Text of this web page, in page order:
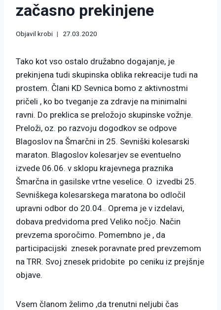
začasno prekinjene
Objavil krobi 27.03.2020
Tako kot vso ostalo družabno dogajanje, je
prekinjena tudi skupinska oblika rekreacije tudi na
prostem. Člani KD Sevnica bomo z aktivnostmi
pričeli , ko bo tveganje za zdravje na minimalni
ravni. Do preklica se preložojo skupinske vožnje.
Preloži, oz. po razvoju dogodkov se odpove
Blagoslov na Šmarčni in 25. Sevniški kolesarski
maraton. Blagoslov kolesarjev se eventuelno
izvede 06.06. v sklopu krajevnega praznika
Šmarčna in gasilske vrtne veselice. O izvedbi 25.
Sevniškega kolesarskega maratona bo odločil
upravni odbor do 20.04.. Oprema je v izdelavi,
dobava predvidoma pred Veliko nočjo. Način
prevzema sporočimo. Pomembno je , da
participacijski znesek poravnate pred prevzemom
na TRR. Svoj znesek pridobite po ceniku iz prejšnje
objave.
Vsem članom želimo ,da trenutni neljubi čas